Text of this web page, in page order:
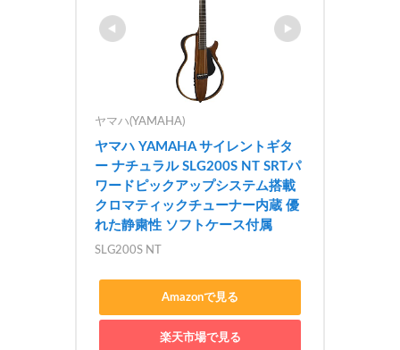
ヤマハ(YAMAHA)
ヤマハ YAMAHA サイレントギタ
ー ナチュラル SLG200S NT SRTパ
ワードピックアップシステム搭載
クロマティックチューナー内蔵 優
れた静粛性 ソフトケース付属
SLG200S NT
Amazonで見る
楽天市場で見る